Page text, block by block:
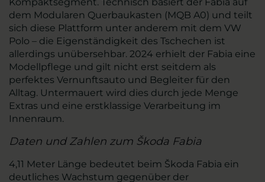
dem Modularen Querbaukasten (MQB A0) und teilt
sich diese Plattform unter anderem mit dem VW
Polo – die Eigenständigkeit des Tschechen ist
allerdings unübersehbar. 2024 erhielt der Fabia eine
Modellpflege und gilt nicht erst seitdem als
perfektes Vernunftsauto und Begleiter für den
Alltag. Untermauert wird dies durch jede Menge
Extras und eine erstklassige Verarbeitung im
Innenraum.
Daten und Zahlen zum Škoda Fabia
4,11 Meter Länge bedeutet beim Škoda Fabia ein
deutliches Wachstum gegenüber der